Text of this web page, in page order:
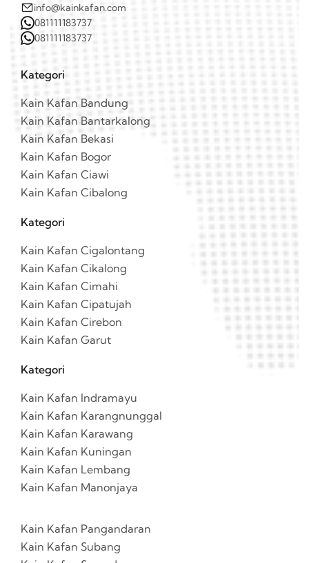
info@kainkafan.com
081111183737
081111183737
Kategori
Kain Kafan Bandung
Kain Kafan Bantarkalong
Kain Kafan Bekasi
Kain Kafan Bogor
Kain Kafan Ciawi
Kain Kafan Cibalong
Kategori
Kain Kafan Cigalontang
Kain Kafan Cikalong
Kain Kafan Cimahi
Kain Kafan Cipatujah
Kain Kafan Cirebon
Kain Kafan Garut
Kategori
Kain Kafan Indramayu
Kain Kafan Karangnunggal
Kain Kafan Karawang
Kain Kafan Kuningan
Kain Kafan Lembang
Kain Kafan Manonjaya
Kain Kafan Pangandaran
Kain Kafan Subang